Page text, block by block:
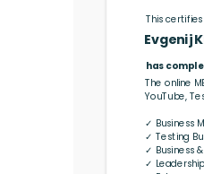
This
Evgenij
has
The online
YouTube,
✓ Business
✓ Testing
✓ Business
✓ Leadership